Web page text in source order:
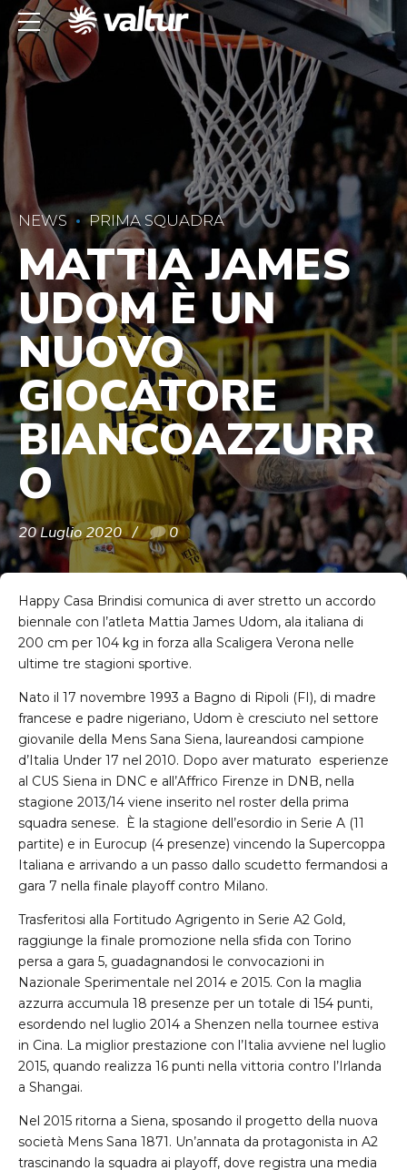
NEWS PRIMA SQUADRA
MATTIA JAMES
UDOM È UN
NUOVO
GIOCATORE
BIANCOAZZURR
O
20 Luglio 2020 0
Happy Casa Brindisi comunica di aver stretto un accordo
biennale con l’atleta Mattia James Udom, ala italiana di
200 cm per 104 kg in forza alla Scaligera Verona nelle
ultime tre stagioni sportive.
Nato il 17 novembre 1993 a Bagno di Ripoli (FI), di madre
francese e padre nigeriano, Udom è cresciuto nel settore
giovanile della Mens Sana Siena, laureandosi campione
d’Italia Under 17 nel 2010. Dopo aver maturato esperienze
al CUS Siena in DNC e all’Affrico Firenze in DNB, nella
stagione 2013/14 viene inserito nel roster della prima
squadra senese. È la stagione dell’esordio in Serie A (11
partite) e in Eurocup (4 presenze) vincendo la Supercoppa
Italiana e arrivando a un passo dallo scudetto fermandosi a
gara 7 nella finale playoff contro Milano.
Trasferitosi alla Fortitudo Agrigento in Serie A2 Gold,
raggiunge la finale promozione nella sfida con Torino
persa a gara 5, guadagnandosi le convocazioni in
Nazionale Sperimentale nel 2014 e 2015. Con la maglia
azzurra accumula 18 presenze per un totale di 154 punti,
esordendo nel luglio 2014 a Shenzen nella tournee estiva
in Cina. La miglior prestazione con l’Italia avviene nel luglio
2015, quando realizza 16 punti nella vittoria contro l’Irlanda
a Shangai.
Nel 2015 ritorna a Siena, sposando il progetto della nuova
società Mens Sana 1871. Un’annata da protagonista in A2
trascinando la squadra ai playoff, dove registra una media